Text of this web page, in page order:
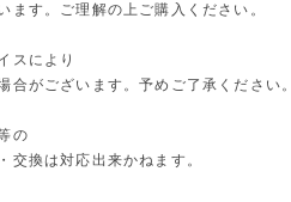
ます。ご理解の上ご購入ください。
スにより
合がございます。予めご了承ください。
の
交換は対応出来かねます。